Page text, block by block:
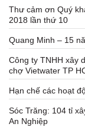
Thư cảm ơn Quý
2018 lần thứ 10
Quang Minh – 15
Công ty TNHH xây
chợ Vietwater TP
Hạn chế các hoạt
Sóc Trăng: 104 tỉ
An Nghiệp